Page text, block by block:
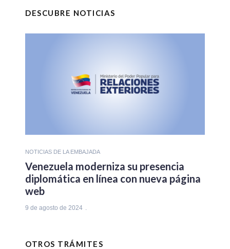
DESCUBRE NOTICIAS
NOTICIAS DE LA EMBAJADA
Venezuela moderniza su presencia
diplomática en línea con nueva página
web
9 de agosto de 2024
OTROS TRÁMITES